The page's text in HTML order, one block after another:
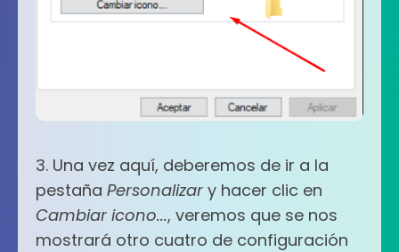
3. Una vez aquí, deberemos de ir a la
pestaña Personalizar y hacer clic en
Cambiar icono..., veremos que se nos
mostrará otro cuatro de configuración